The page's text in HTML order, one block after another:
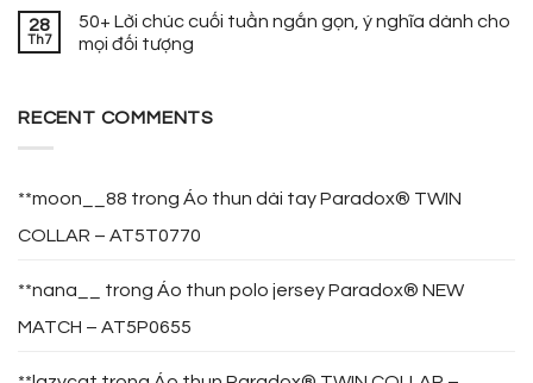
28
Th7
50+ Lời chúc cuối tuần ngắn gọn, ý nghĩa dành cho
mọi đối tượng
RECENT COMMENTS
**moon__88 trong Áo thun dài tay Paradox® TWIN
COLLAR – AT5T0770
**nana__ trong Áo thun polo jersey Paradox® NEW
MATCH – AT5P0655